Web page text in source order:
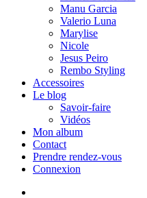
Manu Garcia
Valerio Luna
Marylise
Nicole
Jesus Peiro
Rembo Styling
Accessoires
Le blog
Savoir-faire
Vidéos
Mon album
Contact
Prendre rendez-vous
Connexion